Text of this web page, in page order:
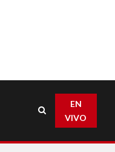
EN
VIVO